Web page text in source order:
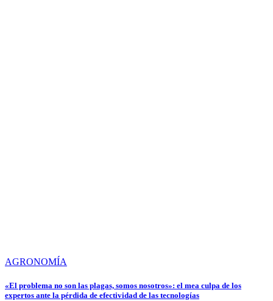
AGRONOMÍA
«El problema no son las plagas, somos nosotros»: el mea culpa de los
expertos ante la pérdida de efectividad de las tecnologías